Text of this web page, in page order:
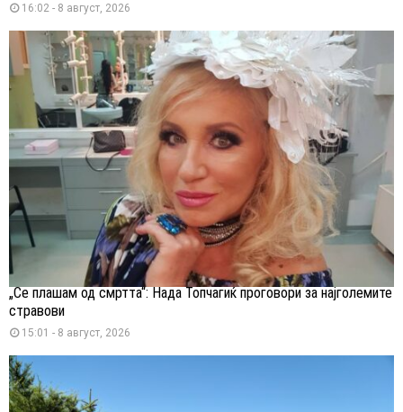
16:02 - 8 август, 2026
„Се плашам од смртта“: Нада Топчагиќ проговори за најголемите
стравови
15:01 - 8 август, 2026